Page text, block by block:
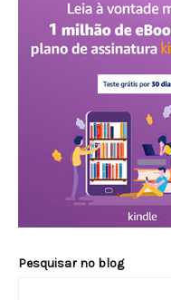
Pesquisar no blog